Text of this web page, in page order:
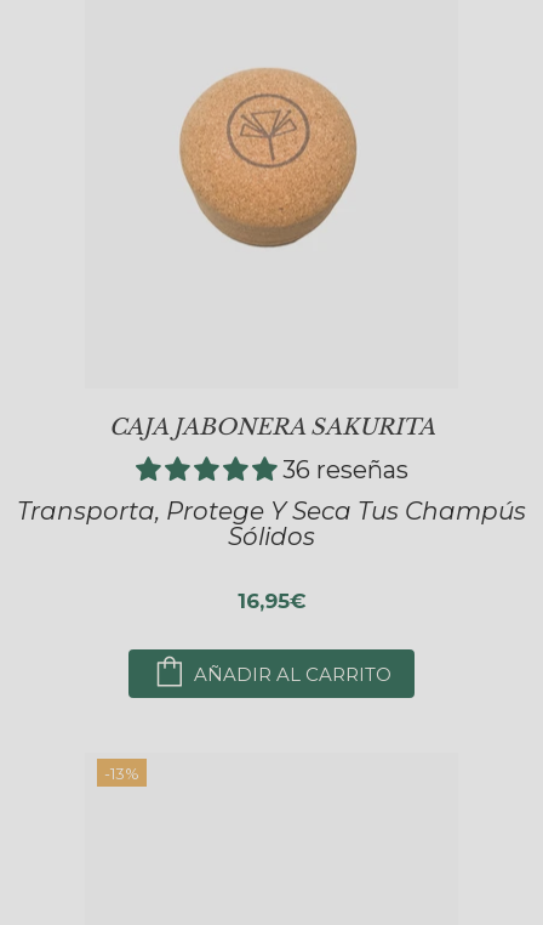
CAJA JABONERA SAKURITA
36 reseñas
Transporta, Protege Y Seca Tus Champús
Sólidos
16,95€
AÑADIR AL CARRITO
-13%